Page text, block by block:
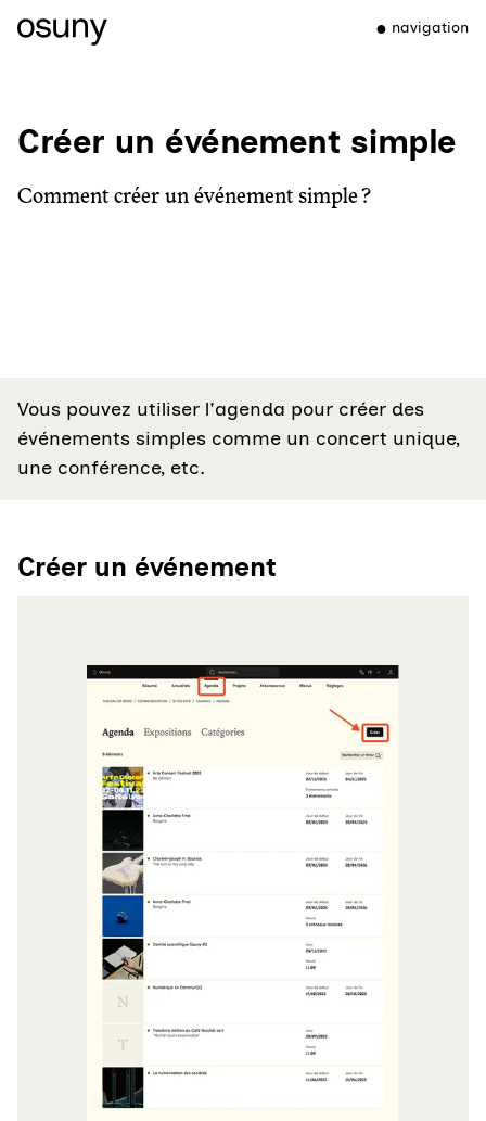
navigation
Créer un événement simple
Comment créer un événement simple ?
Vous pouvez utiliser l'agenda pour créer des
événements simples comme un concert unique,
une conférence, etc.
Créer un événement